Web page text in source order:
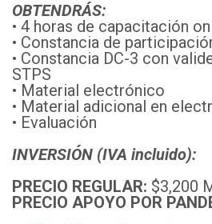
OBTENDRÁS:
• 4 horas de capacitación
• Constancia de
• Constancia DC-3 con
STPS
• Material electrónico
• Material adicional en
• Evaluación
INVERSIÓN (IVA incluido):
PRECIO REGULAR: $3,200
PRECIO APOYO POR